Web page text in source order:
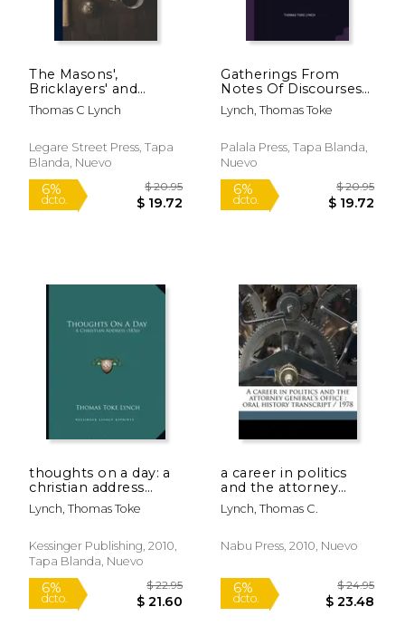
6% 6%
dcto. $ 27.27 dcto.
The Masons',
Bricklayers' and
Plasterers' Guide: A
Book on the art and
Masons' Trade (en
Inglés)
Thomas C Lynch
Legare Street Press, Tapa
Blanda, Nuevo
Gatherings From
Notes Of Discourses
(en Inglés)
Lynch, Thomas Toke
Palala Press, Tapa Blanda,
Nuevo
thoughts on a day: a
christian address
(1856) (en Inglés)
Lynch, Thomas Toke
Kessinger Publishing, 2010,
Tapa Blanda, Nuevo
a career in politics
and the attorney
general's office: oral
history transcript /
Lynch, Thomas C.
Nabu Press, 2010, Nuevo